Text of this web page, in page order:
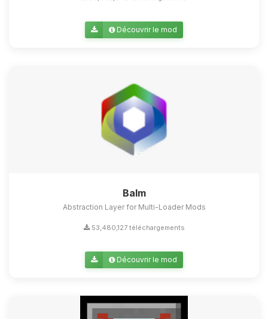
Découvrir le mod
Balm
Abstraction Layer for Multi-Loader Mods
53,480,127 téléchargements
Découvrir le mod